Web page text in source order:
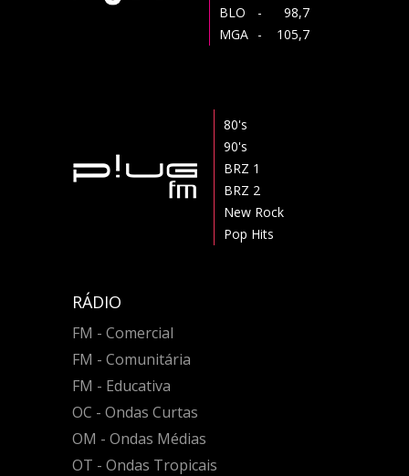
BLO
- 98,7
MGA - 105,7
80's
90's
BRZ 1
BRZ 2
New Rock
Pop Hits
RÁDIO
FM - Comercial
FM - Comunitária
FM - Educativa
OC - Ondas Curtas
OM - Ondas Médias
OT - Ondas Tropicais